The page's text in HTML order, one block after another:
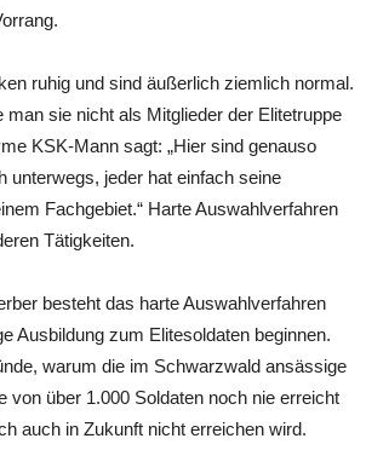
ruhig und sind äußerlich ziemlich normal.
man sie nicht als Mitglieder der Elitetruppe
KSK-Mann sagt: „Hier sind genauso
unterwegs, jeder hat einfach seine
Fachgebiet.“ Harte Auswahlverfahren
Tätigkeiten.
besteht das harte Auswahlverfahren
Ausbildung zum Elitesoldaten beginnen.
warum die im Schwarzwald ansässige
von über 1.000 Soldaten noch nie erreicht
auch in Zukunft nicht erreichen wird.